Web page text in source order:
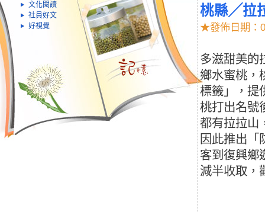
文化閱讀
社員好文
好視覺
桃縣╱拉
★發佈日期
多滋甜美的
鄉水蜜桃，
標籤」，提
桃打出名號
都有拉拉山
因此推出「
客到復興鄉
減半收取，